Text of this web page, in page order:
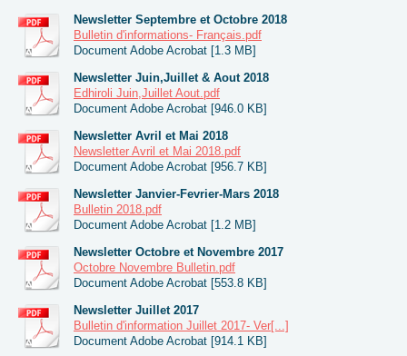
Newsletter Septembre et Octobre 2018
Bulletin d'informations- Français.pdf
Document Adobe Acrobat [1.3 MB]
Newsletter Juin,Juillet & Aout 2018
Edhiroli Juin,Juillet Aout.pdf
Document Adobe Acrobat [946.0 KB]
Newsletter Avril et Mai 2018
Newsletter Avril et Mai 2018.pdf
Document Adobe Acrobat [956.7 KB]
Newsletter Janvier-Fevrier-Mars 2018
Bulletin 2018.pdf
Document Adobe Acrobat [1.2 MB]
Newsletter Octobre et Novembre 2017
Octobre Novembre Bulletin.pdf
Document Adobe Acrobat [553.8 KB]
Newsletter Juillet 2017
Bulletin d'information Juillet 2017- Ver[...]
Document Adobe Acrobat [914.1 KB]